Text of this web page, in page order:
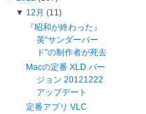
▼ 12月 (11)
『昭和が終わった』
英“サンダーバー
ド”の制作者が死去
Macの定番 XLD バー
ジョン 20121222
アップデート
定番アプリ VLC